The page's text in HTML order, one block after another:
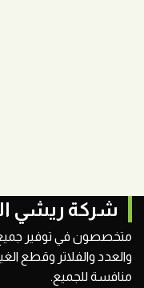
شركة ريشي
متخصصون في توفير جميع
والعدد والفلاتر وقطع
منافسة للجميع.